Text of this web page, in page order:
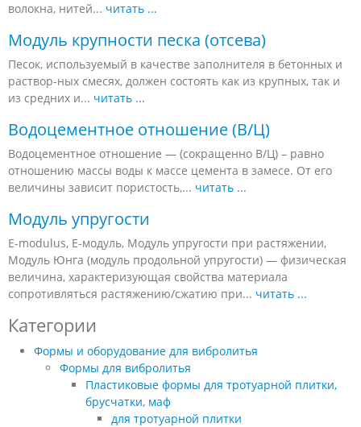
волокна, нитей... читать ...
Модуль крупности песка (отсева)
Песок, используемый в качестве заполнителя в бетонных и
раствор-ных смесях, должен состоять как из крупных, так и
из средних и... читать ...
Водоцементное отношение (В/Ц)
Водоцементное отношение — (сокращенно В/Ц) – равно
отношению массы воды к массе цемента в замесе. От его
величины зависит пористость,... читать ...
Модуль упругости
E-modulus, E-модуль, Модуль упругости при растяжении,
Модуль Юнга (модуль продольной упругости) — физическая
величина, характеризующая свойства материала
сопротивляться растяжению/сжатию при... читать ...
Категории
Формы и оборудование для вибролитья
Формы для вибролитья
Пластиковые формы для тротуарной плитки,
брусчатки, маф
для тротуарной плитки